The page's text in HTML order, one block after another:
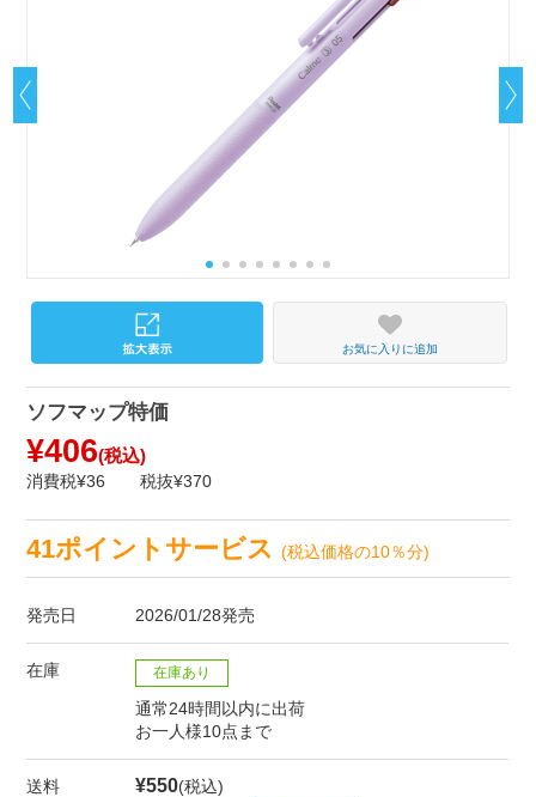
お気に入りに追加
ソフマップ特価
¥406(税込)
消費税¥36 税抜¥370
41ポイントサービス(税込価格の10％分)
発売日 2026/01/28発売
在庫 在庫あり
通常24時間以内に出荷
お一人様10点まで
送料 ¥550(税込)